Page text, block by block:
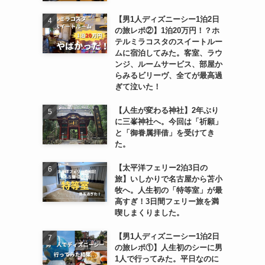
【男1人ディズニーシー1泊2日
の旅レポ②】1泊20万円！？ホ
テルミラコスタのスイートルー
ムに宿泊してみた。客室、ラウ
ンジ、ルームサービス、部屋か
らみるビリーヴ、全てが最高過
ぎて泣いた！
【人生が変わる神社】2年ぶり
に三峯神社へ。今回は「祈願」
と「御眷属拝借」を受けてき
た。
【太平洋フェリー2泊3日の
旅】いしかりで名古屋から苫小
牧へ。人生初の「特等室」が最
高すぎ！3日間フェリー旅を満
喫しまくりました。
【男1人ディズニーシー1泊2日
の旅レポ①】人生初のシーに男
1人で行ってみた。平日なのに